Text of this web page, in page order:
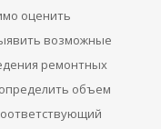
оценить
возможные
ремонтных
объем